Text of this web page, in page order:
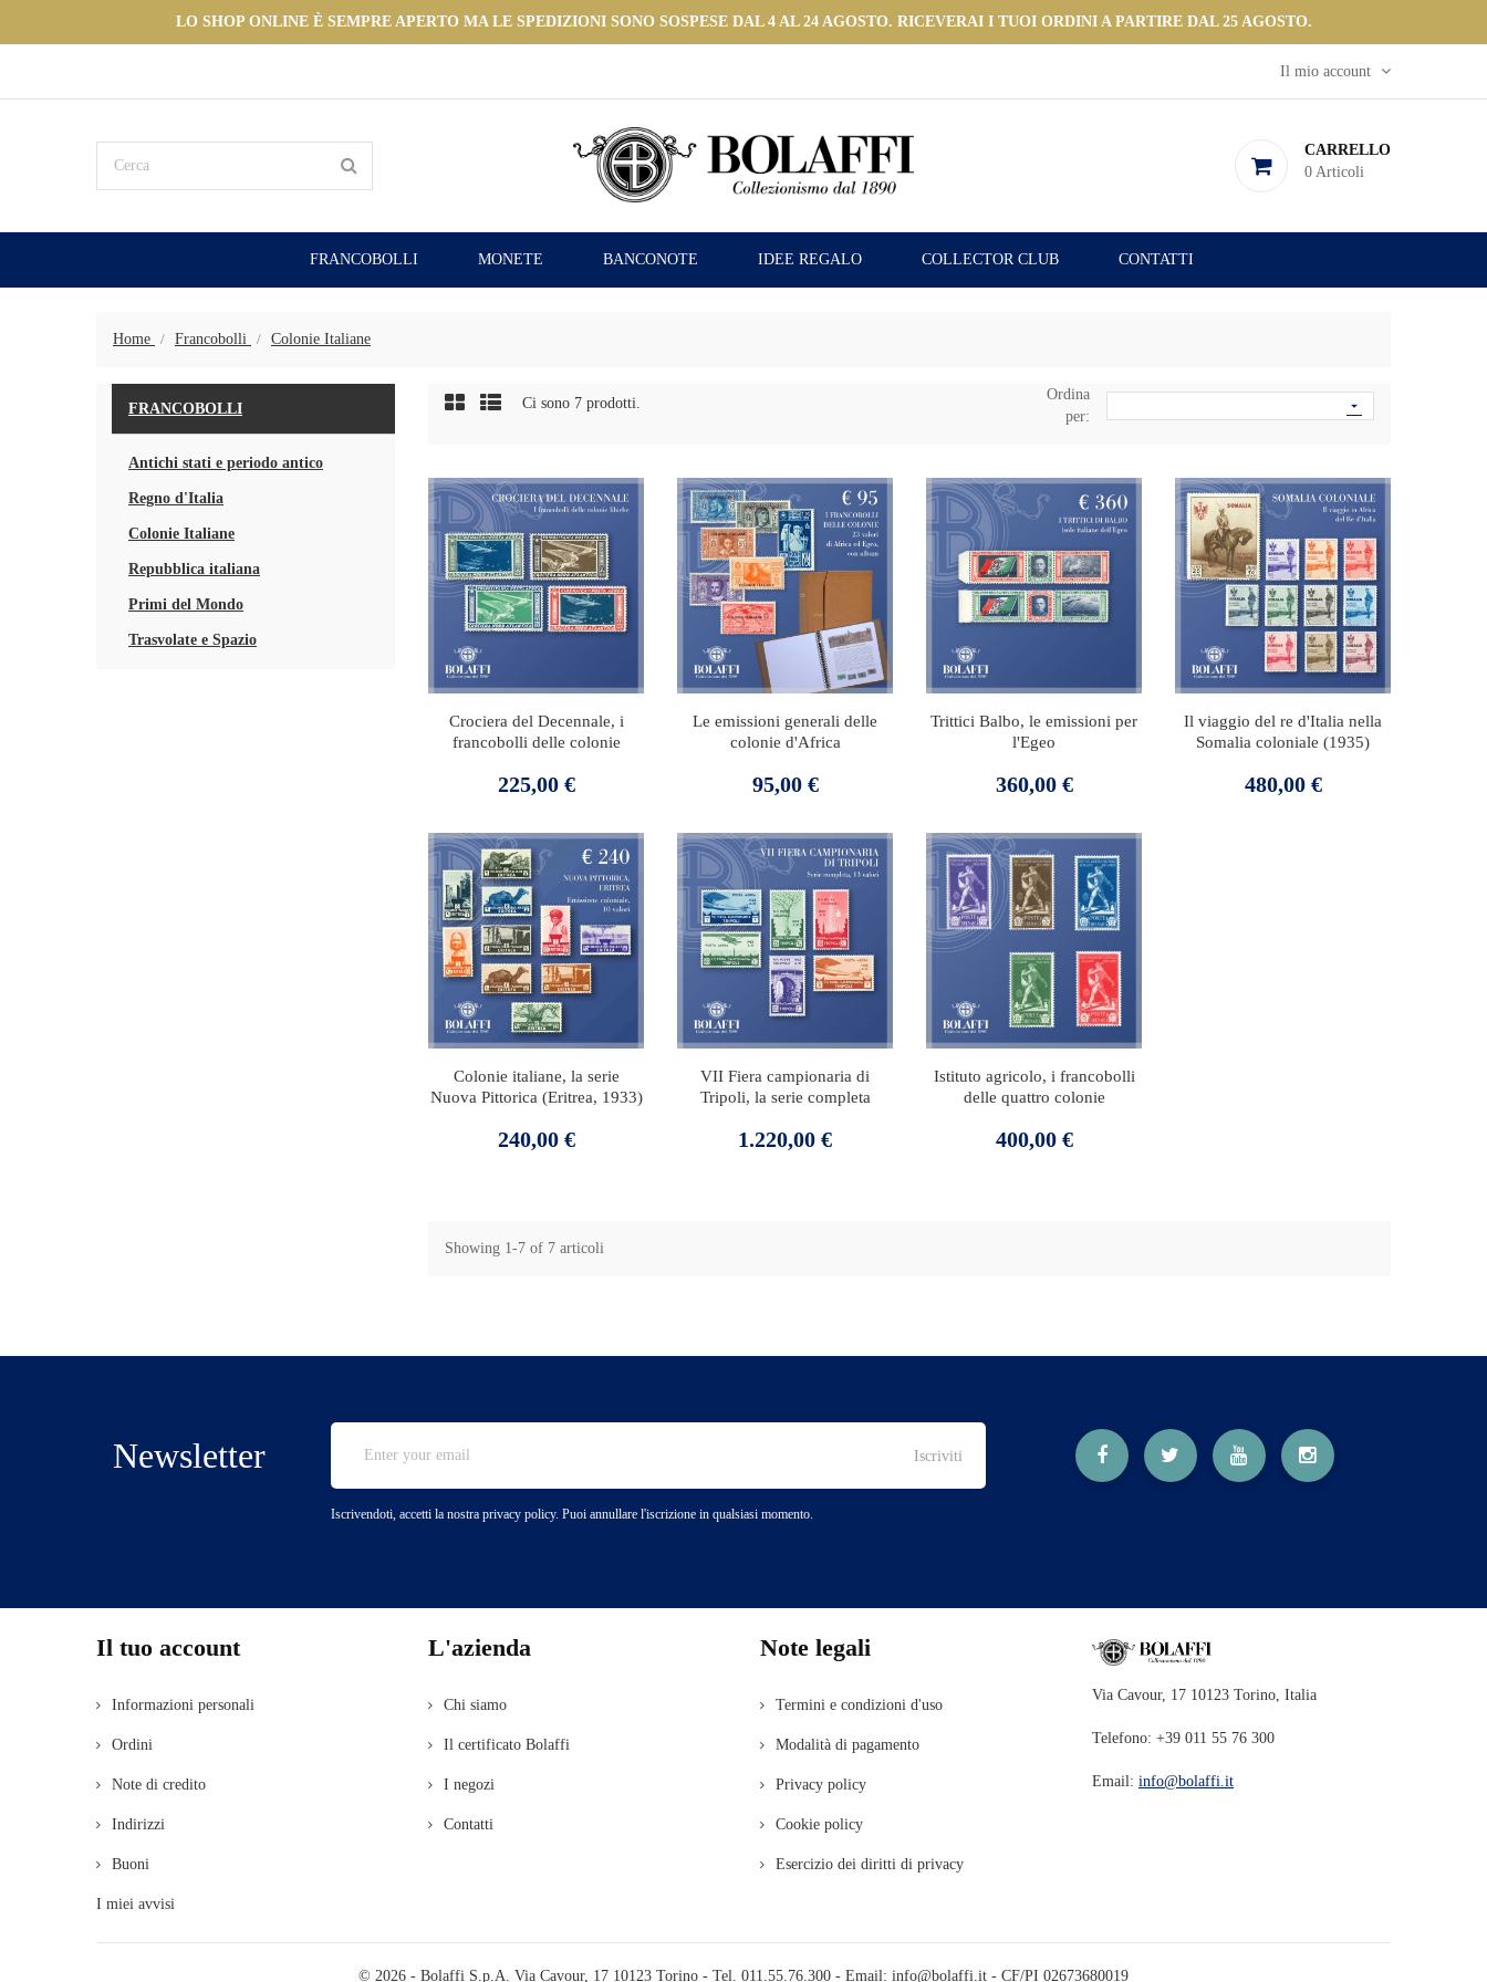
LO SHOP ONLINE È SEMPRE APERTO MA LE SPEDIZIONI SONO SOSPESE DAL 4 AL 24 AGOSTO. RICEVERAI I TUOI ORDINI A PARTIRE DAL 25 AGOSTO.
Il mio account
CARRELLO
0 Articoli
FRANCOBOLLI MONETE BANCONOTE IDEE REGALO COLLECTOR CLUB CONTATTI
Home Francobolli Colonie Italiane
FRANCOBOLLI
Antichi stati e periodo antico
Regno d'Italia
Colonie Italiane
Repubblica italiana
Primi del Mondo
Trasvolate e Spazio
Ci sono 7 prodotti.
Ordina
per:

Crociera del Decennale, i
francobolli delle colonie
Prezzo
225,00 €
Le emissioni generali delle
colonie d'Africa
Prezzo
95,00 €
Trittici Balbo, le emissioni per
l'Egeo
Prezzo
360,00 €
Il viaggio del re d'Italia nella
Somalia coloniale (1935)
Prezzo
480,00 €
Colonie italiane, la serie
Nuova Pittorica (Eritrea, 1933)
Prezzo
240,00 €
VII Fiera campionaria di
Tripoli, la serie completa
Prezzo
1.220,00 €
Istituto agricolo, i francobolli
delle quattro colonie
Prezzo
400,00 €
Showing 1-7 of 7 articoli
Newsletter
Iscrivendoti, accetti la nostra privacy policy. Puoi annullare l'iscrizione in qualsiasi momento.
Il tuo account
Informazioni personali
Ordini
Note di credito
Indirizzi
Buoni
I miei avvisi
L'azienda
Chi siamo
Il certificato Bolaffi
I negozi
Contatti
Note legali
Termini e condizioni d'uso
Modalità di pagamento
Privacy policy
Cookie policy
Esercizio dei diritti di privacy
Via Cavour, 17 10123 Torino, Italia
Telefono: +39 011 55 76 300
Email: info@bolaffi.it
© 2026 - Bolaffi S.p.A. Via Cavour, 17 10123 Torino - Tel. 011.55.76.300 - Email: info@bolaffi.it - CF/PI 02673680019